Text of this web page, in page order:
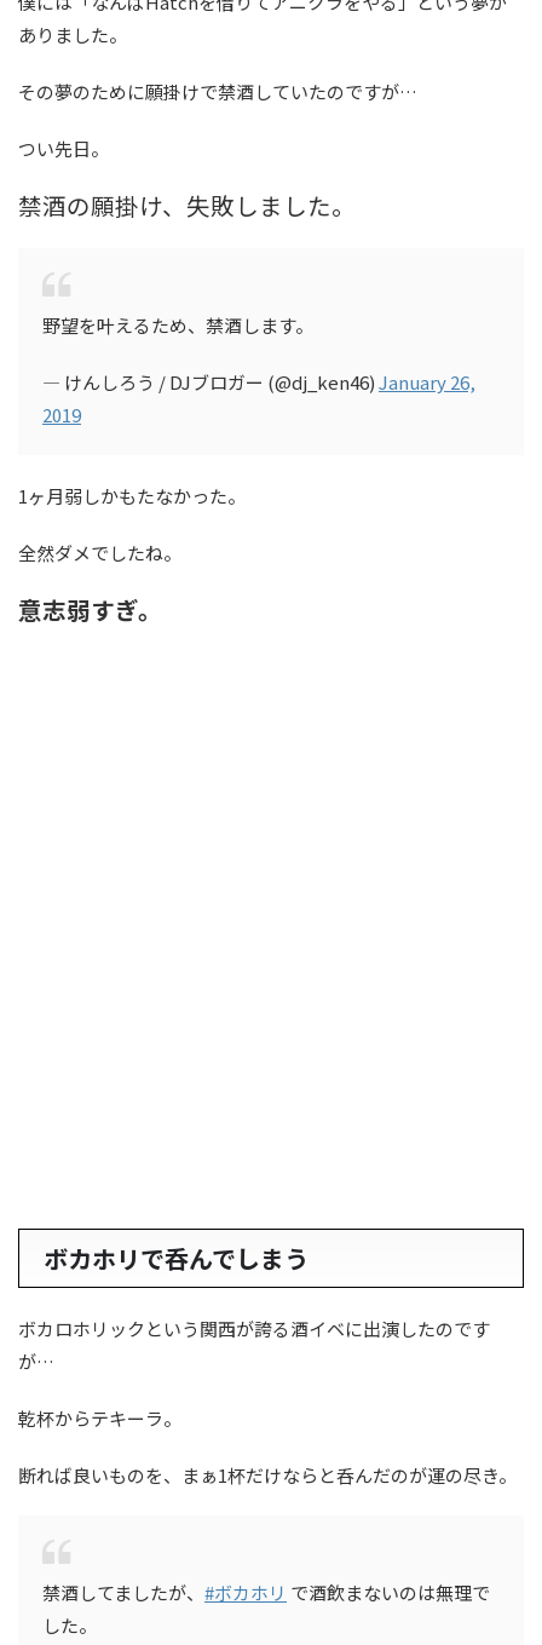
ありました。
その夢のために願掛けで禁酒していたのですが…
つい先日。
禁酒の願掛け、失敗しました。
野望を叶えるため、禁酒します。
— けんしろう / DJブロガー (@dj_ken46)January 26,
2019
1ヶ月弱しかもたなかった。
全然ダメでしたね。
意志弱すぎ。
ボカホリで呑んでしまう
ボカロホリックという関西が誇る酒イベに出演したのです
が…
乾杯からテキーラ。
断れば良いものを、まぁ1杯だけならと呑んだのが運の尽き。
禁酒してましたが、 #ボカホリ で酒飲まないのは無理で
した。